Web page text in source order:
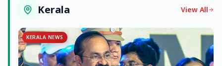
Kerala View All
KERALA NEWS